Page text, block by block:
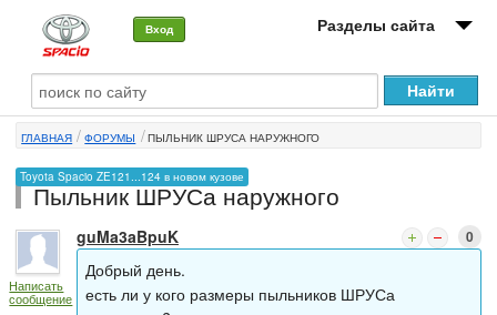
Вход Разделы сайта
О машине
Автоклуб
Форумы
Сервисы и услуги
Новости
ГЛАВНАЯ ФОРУМЫ ПЫЛЬНИК ШРУСА НАРУЖНОГО
Toyota Spacio ZE121...124 в новом кузове
Пыльник ШРУСа наружного
Написать
сообщение
guMa3aBpuK 0
Добрый день.
есть ли у кого размеры пыльников ШРУСа